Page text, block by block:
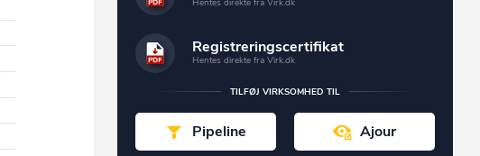
Hentes direkte fra Virk.dk
Registreringscertifikat
Hentes direkte fra Virk.dk
TILFØJ VIRKSOMHED TIL
Pipeline Ajour